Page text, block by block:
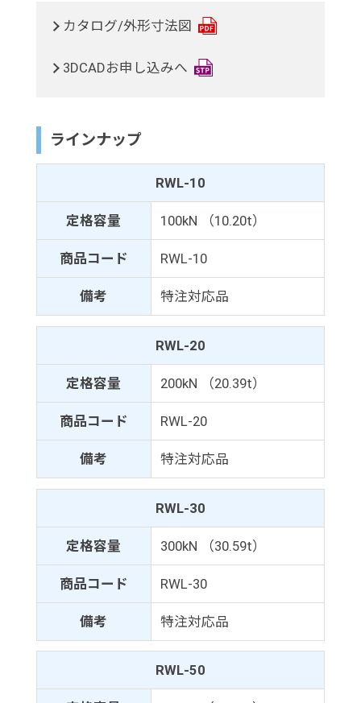
カタログ/外形寸法図
3DCADお申し込みへ
ラインナップ
RWL-10
定格容量 100kN （10.20t）
商品コード RWL-10
備考 特注対応品
RWL-20
定格容量 200kN （20.39t）
商品コード RWL-20
備考 特注対応品
RWL-30
定格容量 300kN （30.59t）
商品コード RWL-30
備考 特注対応品
RWL-50